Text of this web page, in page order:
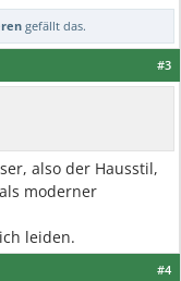
gefällt das.
#3
also der Hausstil,
moderner
leiden.
#4